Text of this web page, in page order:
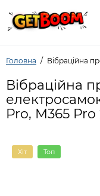
Головна Вібраційна
Вібраційна
Pro, M365
Хіт Топ